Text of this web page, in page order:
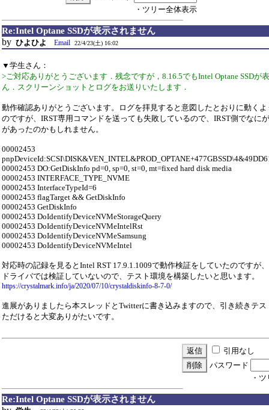
・ツリー全体表示
Re:Intel Optane SSDが表示されません
by ひよひよ Email 22/4/23(土) 16:02
▼学生さん：
>ご対応ありがとうございます．残念ですが，8.16.5でもIntel Optane SSDが
ん．スクリーンショットとログをお送りいたします．
動作確認ありがとうございます。ログを拝見すると意図したとおりに動く
のですが、IRST専用コマンドを送っても失敗しているので、IRST側でなに
があったのかもしれません。
00002453
00002453 DO:GetDiskInfo pd=0, sp=0, st=0, mt=fixed hard disk media
00002453 INTERFACE_TYPE_NVME
00002453 InterfaceTypeId=6
00002453 flagTarget && GetDiskInfo
00002453 GetDiskInfo
00002453 DoIdentifyDeviceNVMeStorageQuery
00002453 DoIdentifyDeviceNVMeIntelRst
00002453 DoIdentifyDeviceNVMeSamsung
00002453 DoIdentifyDeviceNVMeIntel
対応時の記録を見るとIntel RST 17.9.1.1009で動作検証をしていたのですが
ドライバでは検証していないので、テスト環境を構築したいと思います。
https://crystalmark.info/ja/2020/07/10/crystaldiskinfo-8-7-0/
進展がありましたら本スレッドとTwitterに書き込みますので、引き続きテ
ただけると大変ありがたいです。
引用なし
パスワード
・
Re:Intel Optane SSDが表示されません